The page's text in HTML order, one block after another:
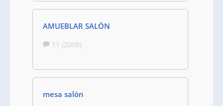
AMUEBLAR SALÓN
11 (2008)
mesa salón